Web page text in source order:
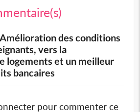
des conditions
vers la
logements et un meilleur
bancaires
pour commenter ce